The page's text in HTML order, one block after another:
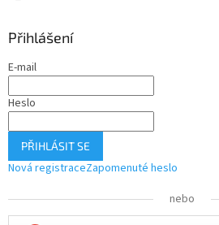
Přihlášení
E-mail
Heslo
PŘIHLÁSIT SE
Nová registraceZapomenuté heslo
nebo